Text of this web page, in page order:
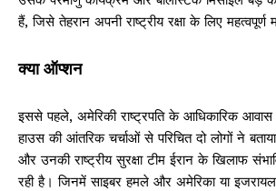
हैं, जिसे तेहरान अपनी राष्ट्रीय रक्षा के लिए महत्वपूर्ण
क्या ऑप्शन
इससे पहले, अमेरिकी राष्ट्रपति के आधिकारिक आवास
हाउस की आंतरिक चर्चाओं से परिचित दो लोगों ने
और उनकी राष्ट्रीय सुरक्षा टीम ईरान के खिलाफ
रही है। जिनमें साइबर हमले और अमेरिका या इजरायल